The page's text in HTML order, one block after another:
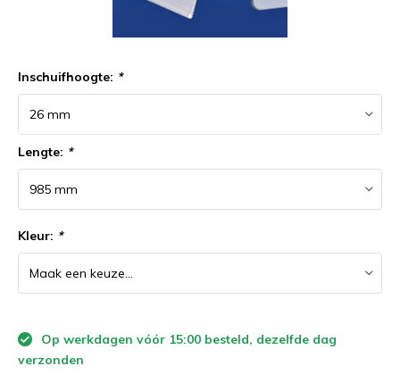
Inschuifhoogte: *
Lengte: *
Kleur: *
Op werkdagen vóór 15:00 besteld, dezelfde dag
verzonden